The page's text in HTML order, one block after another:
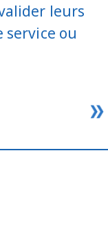
leurs
ou